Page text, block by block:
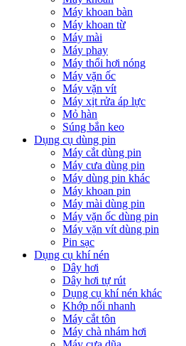
Máy khoan bàn
Máy khoan từ
Máy mài
Máy phay
Máy thổi hơi nóng
Máy vặn ốc
Máy vặn vít
Máy xịt rửa áp lực
Mỏ hàn
Súng bắn keo
Dụng cụ dùng pin
Máy cắt dùng pin
Máy cưa dùng pin
Máy dùng pin khác
Máy khoan pin
Máy mài dùng pin
Máy vặn ốc dùng pin
Máy vặn vít dùng pin
Pin sạc
Dụng cụ khí nén
Dây hơi
Dây hơi tự rút
Dụng cụ khí nén khác
Khớp nối nhanh
Máy cắt tôn
Máy chà nhám hơi